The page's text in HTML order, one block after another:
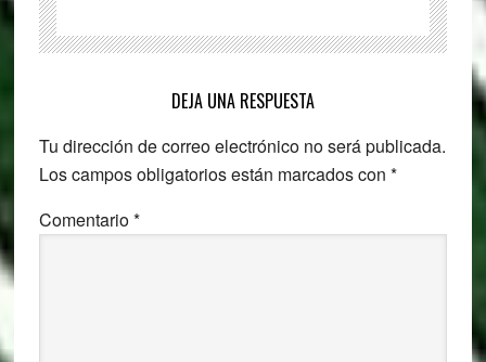
InteractionsDEJA UNA RESPUESTA
Tu dirección de correo electrónico no será publicada.
Los campos obligatorios están marcados con *
Comentario*